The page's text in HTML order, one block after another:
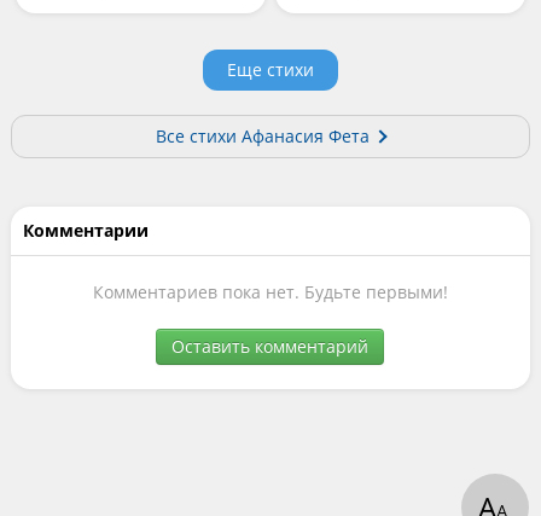
Еще стихи
Все стихи Афанасия Фета
Комментарии
Комментариев пока нет. Будьте первыми!
Оставить комментарий
АА